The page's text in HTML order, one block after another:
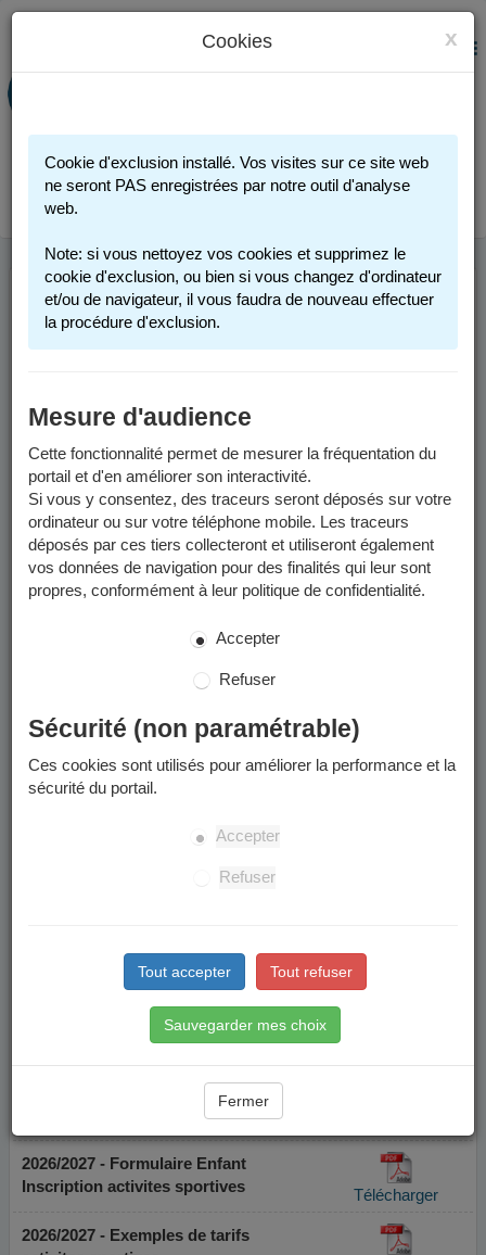
PORTAIL FAMILLE
Connexion
MENU
x
Cookies
Cookie d'exclusion installé. Vos visites sur ce site web
ne seront PAS enregistrées par notre outil d'analyse
web.
Note: si vous nettoyez vos cookies et supprimez le
cookie d'exclusion, ou bien si vous changez d'ordinateur
et/ou de navigateur, il vous faudra de nouveau effectuer
la procédure d'exclusion.
Mesure d'audience
Cette fonctionnalité permet de mesurer la fréquentation du
portail et d'en améliorer son interactivité.
Si vous y consentez, des traceurs seront déposés sur votre
ordinateur ou sur votre téléphone mobile. Les traceurs
déposés par ces tiers collecteront et utiliseront également
vos données de navigation pour des finalités qui leur sont
propres, conformément à leur politique de confidentialité.
Accepter
Refuser
Sécurité (non paramétrable)
Ces cookies sont utilisés pour améliorer la performance et la
sécurité du portail.
Accepter
Refuser
Tout accepter Tout refuser
Sauvegarder mes choix
Fermer